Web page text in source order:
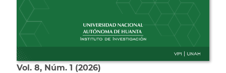
Vol. 8 Núm. 1 2026